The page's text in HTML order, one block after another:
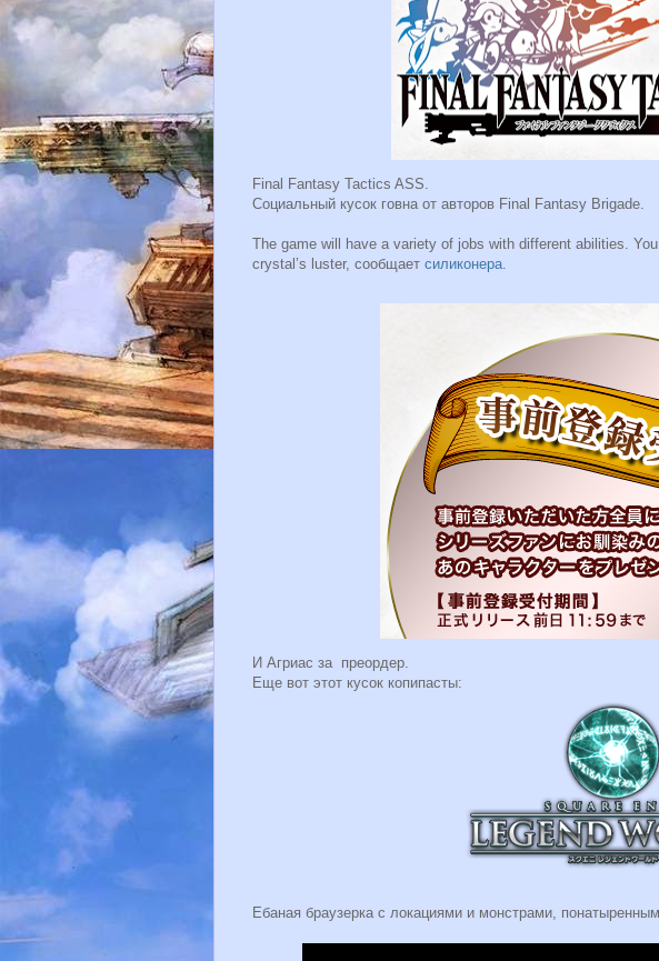
Final Fantasy Tactics ASS.
Социальный кусок говна от авторов Final Fantasy Brigade.
The game will have a variety of jobs with different abilities.
crystal’s luster, сообщает силиконера.
И Агриас за преордер.
Еще вот этот кусок копипасты:
Ебаная браузерка с локациями и монстрами,